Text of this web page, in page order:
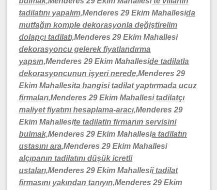
tadilatını yapalım,Menderes 29 Ekim Mahallesida
mutfağın komple dekorasyonla değiştirelim
dolapçı tadilatı,Menderes 29 Ekim Mahallesi
dekorasyoncu gelerek fiyatlandırma
yapsın,Menderes 29 Ekim Mahalleside tadilatla
dekorasyoncunun işyeri nerede,Menderes 29
Ekim Mahallesita hangisi tadilat yaptırmada ucuz
firmaları,Menderes 29 Ekim Mahallesitadilatçı
maliyet fiyatını hesaplama-aracı,Menderes 29
Ekim Mahallesite tadilatin firmanın servisini
bulmak,Menderes 29 Ekim Mahallesia tadilatın
ustasını ara,Menderes 29 Ekim Mahallesi
alçıpanın tadilatını düşük icretli
ustaları,Menderes 29 Ekim Mahallesii tadilat
firmasını yakından tanıyın,Menderes 29 Ekim